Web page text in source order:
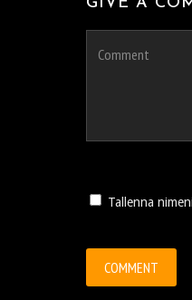
GIVE A
Tallenna